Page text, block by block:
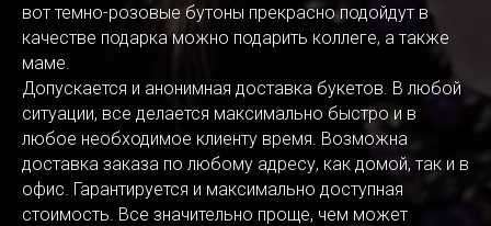
вот темно-розовые бутоны прекрасно подойдут в
качестве подарка можно подарить коллеге, а также
маме.
Допускается и анонимная доставка букетов. В любой
ситуации, все делается максимально быстро и в
любое необходимое клиенту время. Возможна
доставка заказа по любому адресу, как домой, так и в
офис. Гарантируется и максимально доступная
стоимость. Все значительно проще, чем может